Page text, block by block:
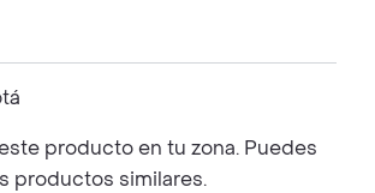
producto en tu zona. Puedes
productos similares.